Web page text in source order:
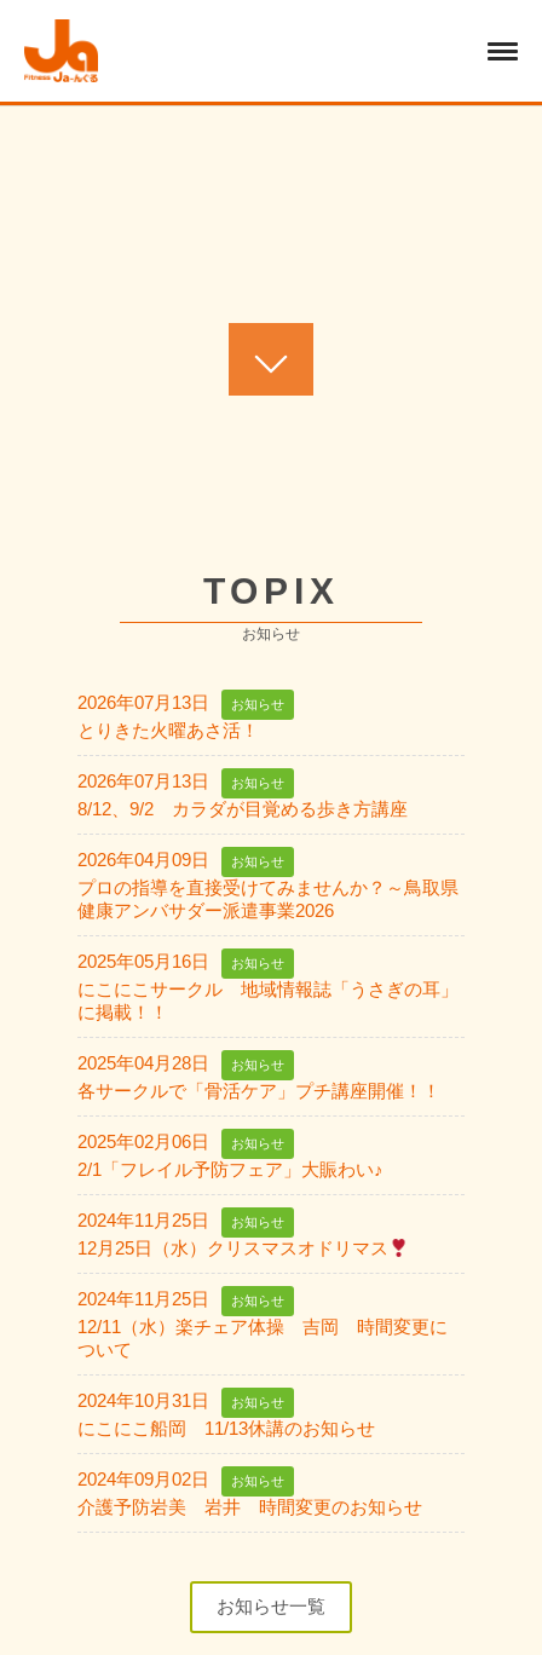
TOPIX
お知らせ
2026年07月13日 お知らせ
とりきた火曜あさ活！
2026年07月13日 お知らせ
8/12、9/2 カラダが目覚める歩き方講座
2026年04月09日 お知らせ
プロの指導を直接受けてみませんか？～鳥取県
健康アンバサダー派遣事業2026
2025年05月16日 お知らせ
にこにこサークル 地域情報誌「うさぎの耳」
に掲載！！
2025年04月28日 お知らせ
各サークルで「骨活ケア」プチ講座開催！！
2025年02月06日 お知らせ
2/1「フレイル予防フェア」大賑わい♪
2024年11月25日 お知らせ
12月25日（水）クリスマスオドリマス
2024年11月25日 お知らせ
12/11（水）楽チェア体操 吉岡 時間変更に
ついて
2024年10月31日 お知らせ
にこにこ船岡 11/13休講のお知らせ
2024年09月02日 お知らせ
介護予防岩美 岩井 時間変更のお知らせ
お知らせ一覧